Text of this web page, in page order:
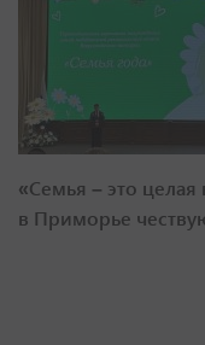
«Семья – это целая
в Приморье